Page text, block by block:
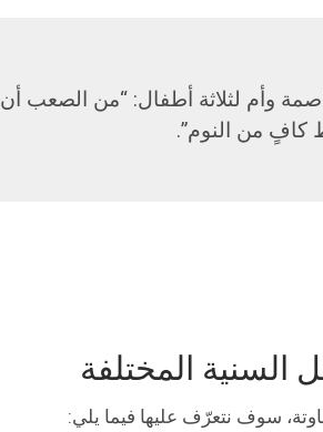
وأم لثلاثة أطفال: “من الصعب أن
كافٍ من النوم”.
السنية المختلفة
سوف نتعرّف عليها فيما يلي: